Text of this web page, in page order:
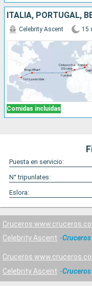
Comidas incluidas
Celebrity Ascent 15
Puesta en servicio:
N° tripunlates:
Eslora:
Cruceros
Celebrity Ascent
Cruceros
Celebrity Ascent